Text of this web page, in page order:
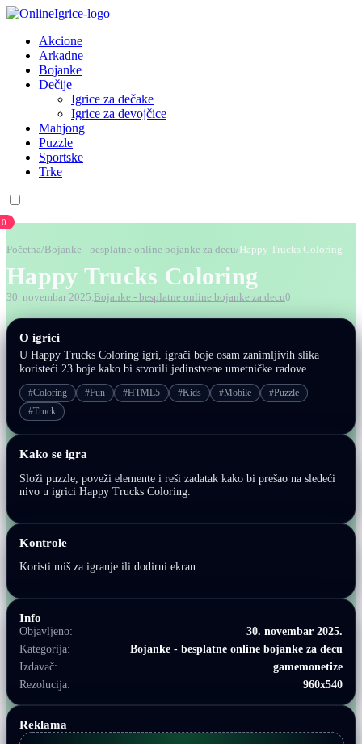
Akcione
Arkadne
Bojanke
Dečije
Igrice za dečake
Igrice za devojčice
Mahjong
Puzzle
Sportske
Trke
0
Početna/ Bojanke - besplatne online bojanke za decu/ Happy Trucks Coloring
Happy Trucks Coloring
30. novembar 2025.Bojanke - besplatne online bojanke za decu0
O igrici
U Happy Trucks Coloring igri, igrači boje osam zanimljivih slika
koristeći 23 boje kako bi stvorili jedinstvene umetničke radove.
#Coloring #Fun #HTML5 #Kids #Mobile
#Puzzle
#Truck
Kako se igra
Složi puzzle, poveži elemente i reši zadatak kako bi prešao na sledeći
nivo u igrici Happy Trucks Coloring.
Kontrole
Koristi miš za igranje ili dodirni ekran.
Info
Objavljeno:
30. novembar 2025.
Kategorija:
Bojanke - besplatne online bojanke za decu
Izdavač:
gamemonetize
Rezolucija:
960x540
Reklama